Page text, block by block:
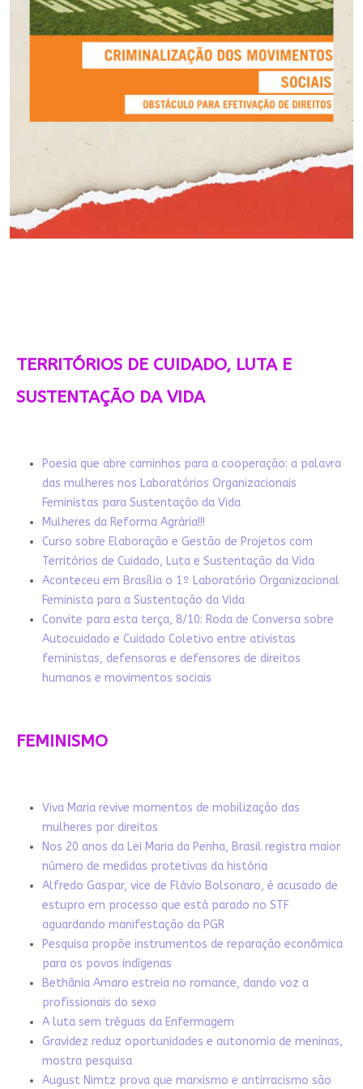
TERRITÓRIOS DE CUIDADO, LUTA E
SUSTENTAÇÃO DA VIDA
Poesia que abre caminhos para a cooperação: a palavra
das mulheres nos Laboratórios Organizacionais
Feministas para Sustentação da Vida
Mulheres da Reforma Agrária!!!
Curso sobre Elaboração e Gestão de Projetos com
Territórios de Cuidado, Luta e Sustentação da Vida
Aconteceu em Brasília o 1º Laboratório Organizacional
Feminista para a Sustentação da Vida
Convite para esta terça, 8/10: Roda de Conversa sobre
Autocuidado e Cuidado Coletivo entre ativistas
feministas, defensoras e defensores de direitos
humanos e movimentos sociais
FEMINISMO
Viva Maria revive momentos de mobilização das
mulheres por direitos
Nos 20 anos da Lei Maria da Penha, Brasil registra maior
número de medidas protetivas da história
Alfredo Gaspar, vice de Flávio Bolsonaro, é acusado de
estupro em processo que está parado no STF
aguardando manifestação da PGR
Pesquisa propõe instrumentos de reparação econômica
para os povos indígenas
Bethânia Amaro estreia no romance, dando voz a
profissionais do sexo
A luta sem tréguas da Enfermagem
Gravidez reduz oportunidades e autonomia de meninas,
mostra pesquisa
August Nimtz prova que marxismo e antirracismo são